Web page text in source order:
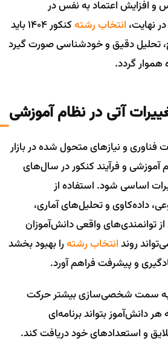
و افزایش اعتماد به نفس در
نهایت، انتخاب رشته
کنکور 1404 باید
تحلیل دقیق و خودشناسی صورت گیرد
هموار گردد.
آتی در نظام آموزشی
فناوری و نیازهای متحول شده در بازار
آموزشی و فرآیند کنکور در سال‌های
اساسی شود. استفاده از
داده‌کاوی و تحلیل‌های آماری،
توانمندی‌های واقعی دانش‌آموزان
روندانتخاب رشتهرا بهبود بخشد
و پیشرفت فراهم آورد.
به سمت شخصی‌سازی بیشتر حرکت
دانش‌آموز بتواند برنامه‌ای
و استعدادهای خود دریافت کند.